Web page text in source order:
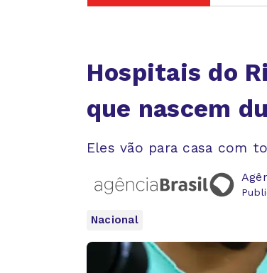
Hospitais do
que nascem
Eles vão para casa com
Nacional